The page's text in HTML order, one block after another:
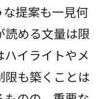
提案も一見何
読める文量は限
イライトやメ
限も築くことは